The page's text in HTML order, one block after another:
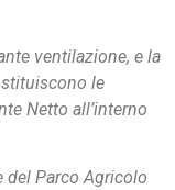
ventilazione, e la
le
Netto all’interno
del Parco Agricolo